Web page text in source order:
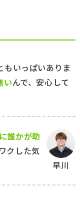
いっぱいありま
いんで、安心して
早川
誰かが助
クした気